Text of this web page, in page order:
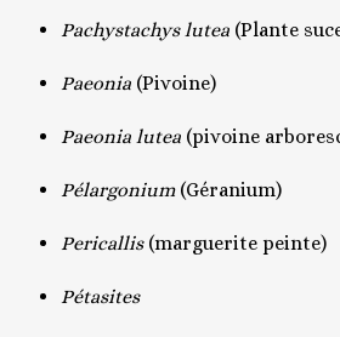
Pachystachys lutea (Plante
Paeonia (Pivoine)
Paeonia lutea (pivoine
Pélargonium (Géranium)
Pericallis(marguerite peinte)
Pétasites